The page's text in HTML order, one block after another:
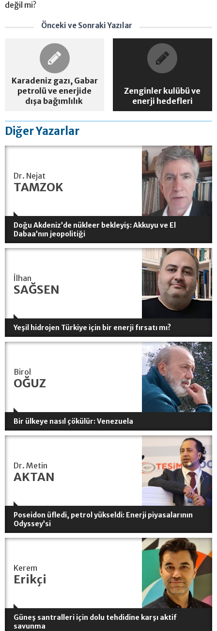
değil mi?
Önceki ve Sonraki Yazılar
Karadeniz gazı, Gabar
petrolü ve enerjide
dışa bağımlılık
Zenginler kulübü ve
enerji hedefleri
Diğer Yazarlar
Dr. Nejat
TAMZOK
Doğu Akdeniz’de nükleer bekleyiş: Akkuyu ve El
Dabaa’nın jeopolitiği
İlhan
SAĞSEN
Yeşil hidrojen Türkiye için bir enerji fırsatı mı?
Birol
OĞUZ
Bir ülkeye nasıl çökülür: Venezuela
Dr. Metin
AKTAN
Poseidon üfledi, petrol yükseldi: Enerji piyasalarının
Odyssey’si
Kerem
Erikçi
Güneş santralleri için dolu tehdidine karşı aktif
savunma